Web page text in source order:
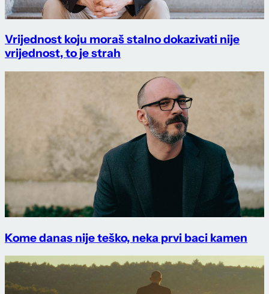
Vrijednost koju moraš stalno dokazivati nije
vrijednost, to je strah
Kome danas nije teško, neka prvi baci kamen